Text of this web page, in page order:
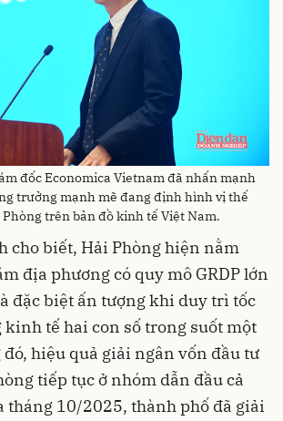
đốc Economica Vietnam đã nhấn mạnh
trưởng mạnh mẽ đang định hình vị thế
trên bản đồ kinh tế Việt Nam.
cho biết, Hải Phòng hiện nằm
địa phương có quy mô GRDP lớn
đặc biệt ấn tượng khi duy trì tốc
kinh tế hai con số trong suốt một
hiệu quả giải ngân vốn đầu tư
tiếp tục ở nhóm dẫn đầu cả
tháng 10/2025, thành phố đã giải